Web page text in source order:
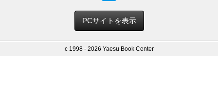
PCサイトを表示
c 1998 - 2026 Yaesu Book Center